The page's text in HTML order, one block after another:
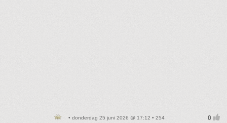
• donderdag 25 juni 2026 @ 17:12 • 254